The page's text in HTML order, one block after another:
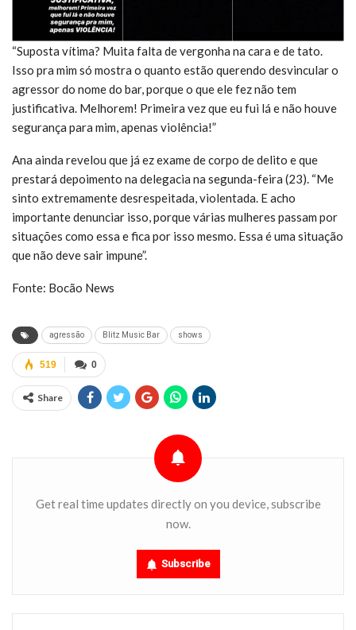
“Suposta vítima? Muita falta de vergonha na cara e de tato.
Isso pra mim só mostra o quanto estão querendo desvincular o
agressor do nome do bar, porque o que ele fez não tem
justificativa. Melhorem! Primeira vez que eu fui lá e não houve
segurança para mim, apenas violência!”
Ana ainda revelou que já ez exame de corpo de delito e que
prestará depoimento na delegacia na segunda-feira (23). “Me
sinto extremamente desrespeitada, violentada. E acho
importante denunciar isso, porque várias mulheres passam por
situações como essa e fica por isso mesmo. Essa é uma situação
que não deve sair impune”.
Fonte: Bocão News
agressão Blitz Music Bar shows
0
519
Share
Get real time updates directly on you device, subscribe
now.
Subscribe